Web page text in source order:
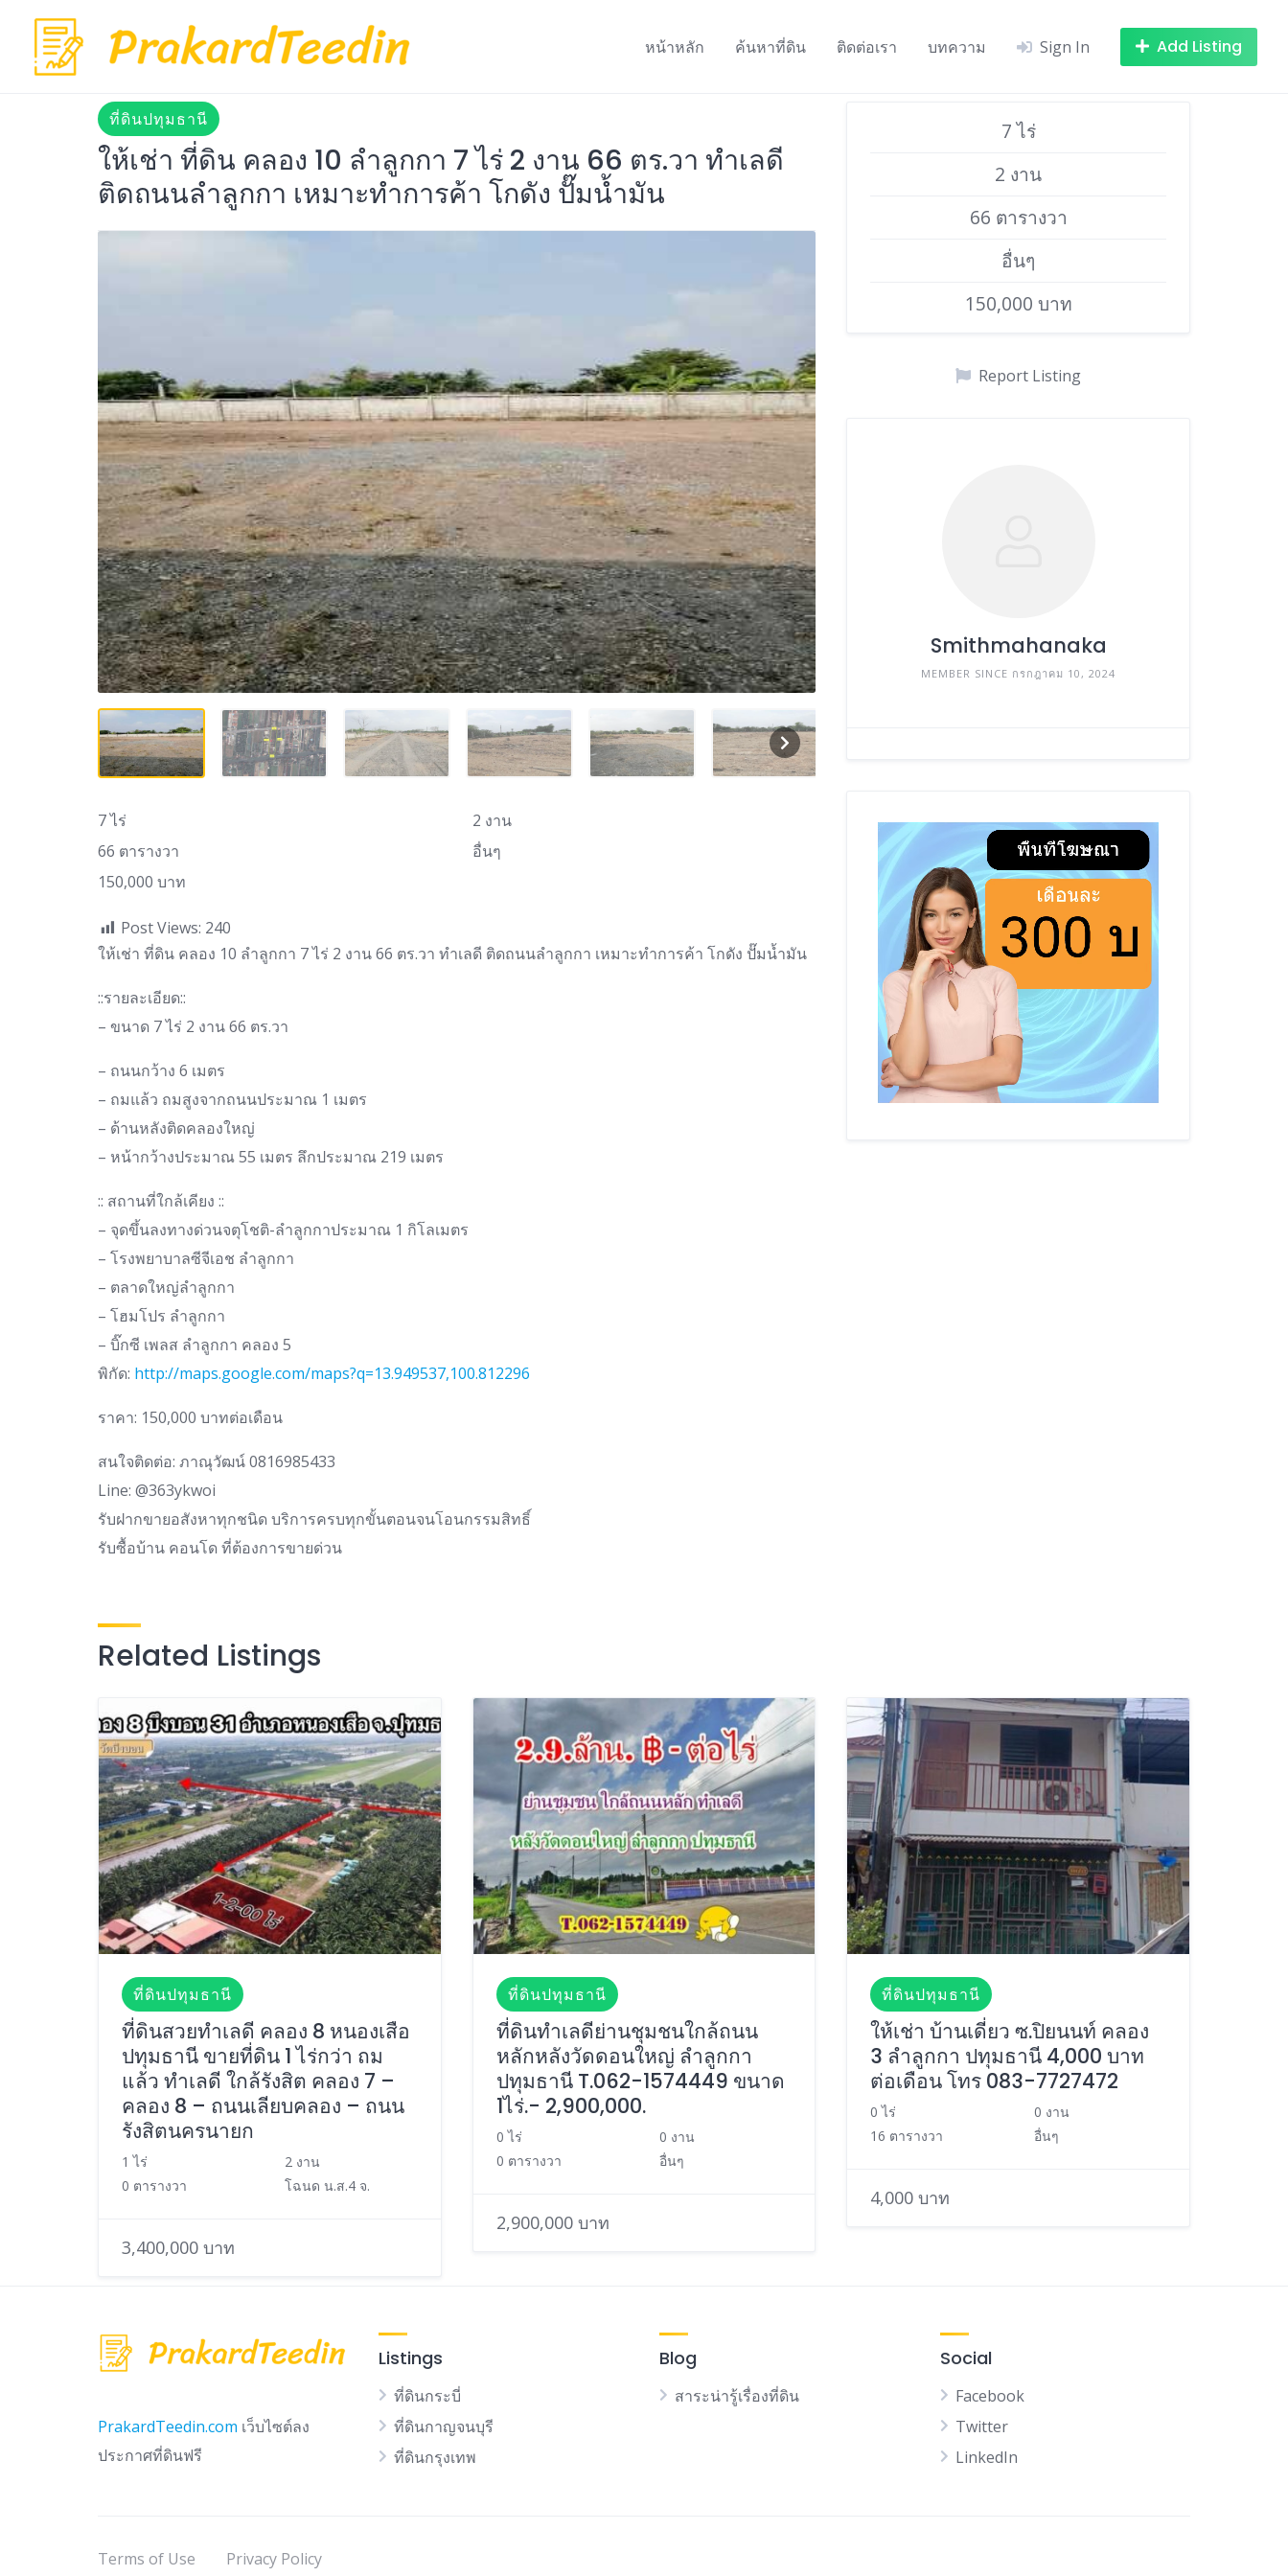
content
หน้าหลัก ค้นหาที่ดิน ติดต่อเรา บทความ Sign In Add Listing
ที่ดินปทุมธานี
ให้เช่า ที่ดิน คลอง 10 ลำลูกกา 7 ไร่ 2 งาน 66 ตร.วา ทำเลดี
ติดถนนลำลูกกา เหมาะทำการค้า โกดัง ปั๊มน้ำมัน
7 ไร่
2 งาน
66 ตารางวา
อื่นๆ
150,000 บาท
Post Views: 240
ให้เช่า ที่ดิน คลอง 10 ลำลูกกา 7 ไร่ 2 งาน 66 ตร.วา ทำเลดี ติดถนนลำลูกกา เหมาะทำการค้า โกดัง ปั๊มน้ำมัน
::รายละเอียด::
– ขนาด 7 ไร่ 2 งาน 66 ตร.วา
– ถนนกว้าง 6 เมตร
– ถมแล้ว ถมสูง​จาก​ถนน​ประมาณ​ 1 เมตร
– ด้านหลัง​ติด​คลองใหญ่​
– หน้ากว้าง​ประมาณ​ 55​ เมตร​ ลึก​ประมาณ​ 219 เมตร
:: สถานที่ใกล้เคียง ::
– ​​จุดขึ้น​ลงทางด่วนจตุโชติ​-ลำลูกกา​ประมาณ ​1 กิโลเมตร​
– โรงพยาบาลซีจีเอช ลำลูกกา
– ตลาดใหญ่ลำลูกกา
– โฮมโปร ลำลูกกา
– บิ๊กซี เพลส ลำลูกกา คลอง 5
พิกัด: http://maps.google.com/maps?q=13.949537,100.812296
ราคา: 150,000 บาทต่อเดือน
สนใจติดต่อ: ภาณุวัฒน์ 0816985433
Line: @363ykwoi
รับฝากขายอสังหาทุกชนิด บริการครบทุกขั้นตอนจนโอนกรรมสิทธิ์
รับซื้อบ้าน คอนโด ที่ต้องการขายด่วน
7 ไร่
2 งาน
66 ตารางวา
อื่นๆ
150,000 บาท
Report Listing
Smithmahanaka
MEMBER SINCE กรกฎาคม 10, 2024
Related Listings
ที่ดินปทุมธานี
ที่ดินสวยทำเลดี คลอง 8 หนองเสือ
ปทุมธานี ขายที่ดิน 1 ไร่กว่า ถม
แล้ว ทำเลดี ใกล้รังสิต คลอง 7 –
คลอง 8 – ถนนเลียบคลอง – ถนน
รังสิตนครนายก
1 ไร่
2 งาน
0 ตารางวา
โฉนด น.ส.4 จ.
3,400,000 บาท
ที่ดินปทุมธานี
ที่ดินทำเลดีย่านชุมชนใกล้ถนน
หลักหลังวัดดอนใหญ่ ลำลูกกา
ปทุมธานี T.062-1574449 ขนาด
1ไร่.- 2,900,000.
0 ไร่
0 งาน
0 ตารางวา
อื่นๆ
2,900,000 บาท
ที่ดินปทุมธานี
ให้เช่า บ้านเดี่ยว ซ.ปิยนนท์ คลอง
3 ลำลูกกา ปทุมธานี 4,000 บาท
ต่อเดือน โทร 083-7727472
0 ไร่
0 งาน
16 ตารางวา
อื่นๆ
4,000 บาท
PrakardTeedin.com เว็บไซต์ลง
ประกาศที่ดินฟรี
Listings
ที่ดินกระบี่
ที่ดินกาญจนบุรี
ที่ดินกรุงเทพ
Blog
สาระน่ารู้เรื่องที่ดิน
Social
Facebook
Twitter
LinkedIn
Terms of Use Privacy Policy